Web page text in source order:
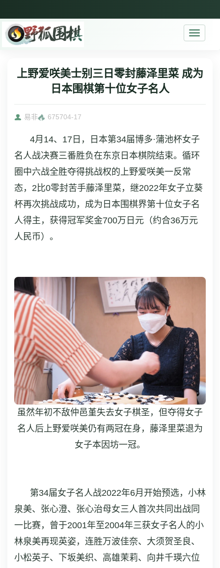
Toggle
上野爱咲美士别三日零封藤泽里菜 成为
日本围棋第十位女子名人
易非 675704-17
4月14、17日，日本第34届博多·蒲池杯女子
名人战决赛三番胜负在东京日本棋院结束。循环
圈中六战全胜夺得挑战权的上野爱咲美一反常
态，2比0零封苦手藤泽里菜，继2022年女子立葵
杯再次挑战成功，成为日本围棋界第十位女子名
人得主，获得冠军奖金700万日元（约合36万元
人民币）。
虽然年初不敌仲邑堇失去女子棋圣，但夺得女子
名人后上野爱咲美仍有两冠在身，藤泽里菜退为
女子本因坊一冠。
第34届女子名人战2022年6月开始预选，小林
泉美、张心澄、张心治母女三人首次共同出战同
一比赛，曾于2001年至2004年三获女子名人的小
林泉美再现英姿，连胜万波佳奈、大须贺圣良、
小松英子、下坂美织、高雄茉莉、向井千瑛六位